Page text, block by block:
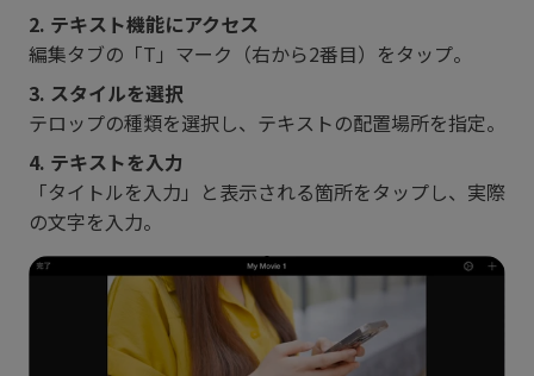
2. テキスト機能にアクセス
編集タブの「T」マーク（右から2番目）をタップ。
3. スタイルを選択
テロップの種類を選択し、テキストの配置場所を指定。
4. テキストを入力
「タイトルを入力」と表示される箇所をタップし、実際
の文字を入力。